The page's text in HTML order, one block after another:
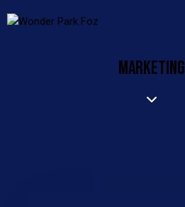
MARKETING